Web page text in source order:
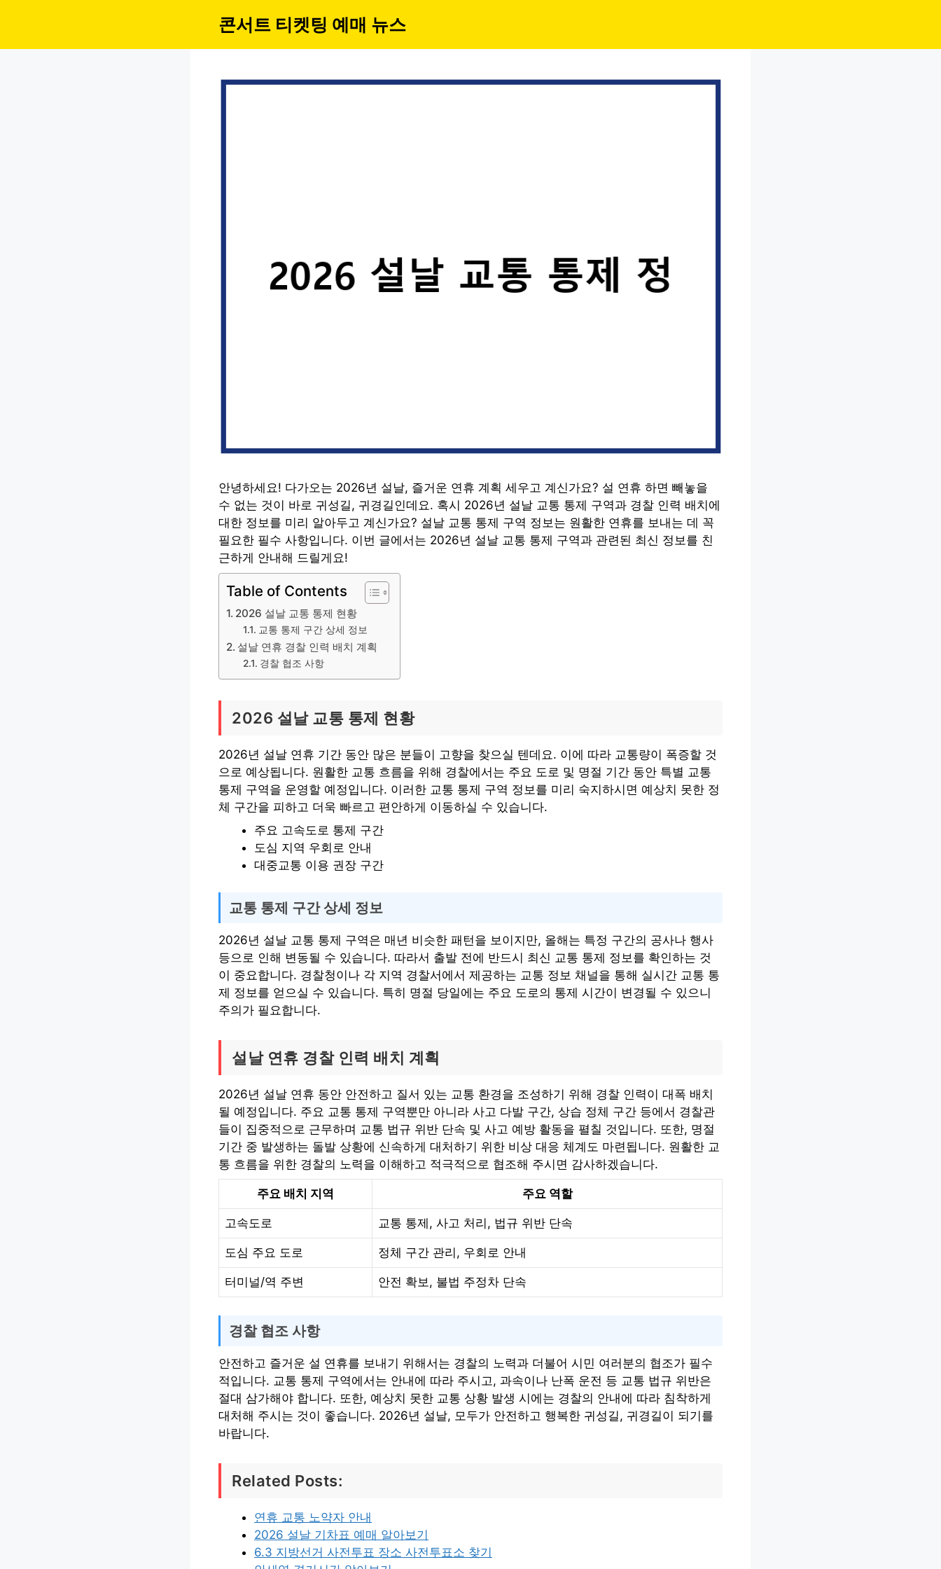
콘서트 티켓팅 예매 뉴스
안녕하세요! 다가오는 2026년 설날, 즐거운 연휴 계획 세우고 계신가요? 설 연휴 하면 빼놓을
수 없는 것이 바로 귀성길, 귀경길인데요. 혹시 2026년 설날 교통 통제 구역과 경찰 인력 배치에
대한 정보를 미리 알아두고 계신가요? 설날 교통 통제 구역 정보는 원활한 연휴를 보내는 데 꼭
필요한 필수 사항입니다. 이번 글에서는 2026년 설날 교통 통제 구역과 관련된 최신 정보를 친
근하게 안내해 드릴게요!
Table of Contents
2026 설날 교통 통제 현황
교통 통제 구간 상세 정보
설날 연휴 경찰 인력 배치 계획
경찰 협조 사항
2026 설날 교통 통제 현황
2026년 설날 연휴 기간 동안 많은 분들이 고향을 찾으실 텐데요. 이에 따라 교통량이 폭증할 것
으로 예상됩니다. 원활한 교통 흐름을 위해 경찰에서는 주요 도로 및 명절 기간 동안 특별 교통
통제 구역을 운영할 예정입니다. 이러한 교통 통제 구역 정보를 미리 숙지하시면 예상치 못한 정
체 구간을 피하고 더욱 빠르고 편안하게 이동하실 수 있습니다.
주요 고속도로 통제 구간
도심 지역 우회로 안내
대중교통 이용 권장 구간
교통 통제 구간 상세 정보
2026년 설날 교통 통제 구역은 매년 비슷한 패턴을 보이지만, 올해는 특정 구간의 공사나 행사
등으로 인해 변동될 수 있습니다. 따라서 출발 전에 반드시 최신 교통 통제 정보를 확인하는 것
이 중요합니다. 경찰청이나 각 지역 경찰서에서 제공하는 교통 정보 채널을 통해 실시간 교통 통
제 정보를 얻으실 수 있습니다. 특히 명절 당일에는 주요 도로의 통제 시간이 변경될 수 있으니
주의가 필요합니다.
설날 연휴 경찰 인력 배치 계획
2026년 설날 연휴 동안 안전하고 질서 있는 교통 환경을 조성하기 위해 경찰 인력이 대폭 배치
될 예정입니다. 주요 교통 통제 구역뿐만 아니라 사고 다발 구간, 상습 정체 구간 등에서 경찰관
들이 집중적으로 근무하며 교통 법규 위반 단속 및 사고 예방 활동을 펼칠 것입니다. 또한, 명절
기간 중 발생하는 돌발 상황에 신속하게 대처하기 위한 비상 대응 체계도 마련됩니다. 원활한 교
통 흐름을 위한 경찰의 노력을 이해하고 적극적으로 협조해 주시면 감사하겠습니다.
주요 배치 지역 주요 역할
고속도로 교통 통제, 사고 처리, 법규 위반 단속
도심 주요 도로 정체 구간 관리, 우회로 안내
터미널/역 주변 안전 확보, 불법 주정차 단속
경찰 협조 사항
안전하고 즐거운 설 연휴를 보내기 위해서는 경찰의 노력과 더불어 시민 여러분의 협조가 필수
적입니다. 교통 통제 구역에서는 안내에 따라 주시고, 과속이나 난폭 운전 등 교통 법규 위반은
절대 삼가해야 합니다. 또한, 예상치 못한 교통 상황 발생 시에는 경찰의 안내에 따라 침착하게
대처해 주시는 것이 좋습니다. 2026년 설날, 모두가 안전하고 행복한 귀성길, 귀경길이 되기를
바랍니다.
Related Posts:
연휴 교통 노약자 안내
2026 설날 기차표 예매 알아보기
6.3 지방선거 사전투표 장소 사전투표소 찾기